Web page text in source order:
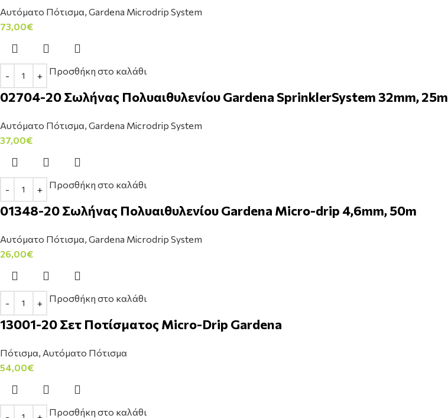
Αυτόματο Πότισμα, Gardena Microdrip System
73,00€
Προσθήκη στο καλάθι
02704-20 Σωλήνας Πολυαιθυλενίου Gardena SprinklerSystem 32mm, 25m
Αυτόματο Πότισμα, Gardena Microdrip System
37,00€
Προσθήκη στο καλάθι
01348-20 Σωλήνας Πολυαιθυλενίου Gardena Micro-drip 4,6mm, 50m
Αυτόματο Πότισμα, Gardena Microdrip System
26,00€
Προσθήκη στο καλάθι
13001-20 Σετ Ποτίσματος Micro-Drip Gardena
Πότισμα, Αυτόματο Πότισμα
54,00€
Προσθήκη στο καλάθι